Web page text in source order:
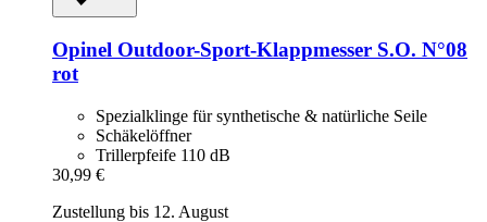
Opinel Outdoor-​Sport-​Klappmesser S.O. N°08
rot
Spezialklinge für synthetische & natürliche Seile
Schäkelöffner
Trillerpfeife 110 dB
30,99 €
Zustellung bis 12. August